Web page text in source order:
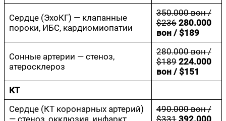
Серд­це (Эхо­КГ) — кла­пан­ные
поро­ки, ИБС, кардиомиопатии
350.000 вон /
$236 280.000
вон / $189
Сон­ные арте­рии — сте­ноз,
атеросклероз
280.000 вон /
$189 224.000
вон / $151
КТ
Серд­це (КТ коро­нар­ных арте­рий)
490.000 вон /